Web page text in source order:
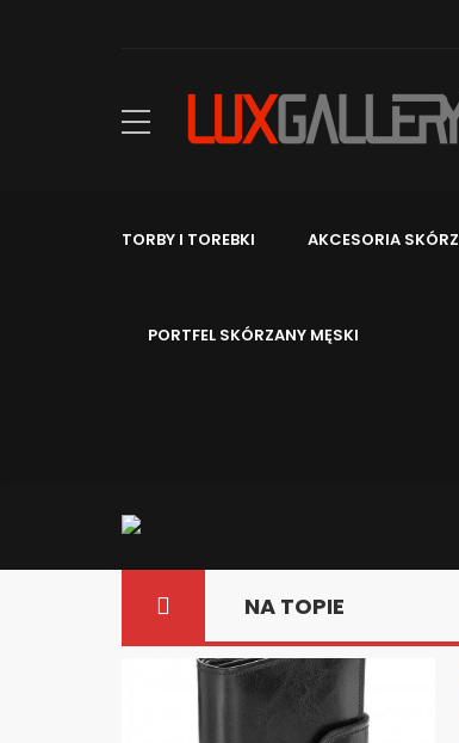
TORBY I TOREBKI AKCESORIA
PORTFEL SKÓRZANY MĘSKI
NA TOPIE